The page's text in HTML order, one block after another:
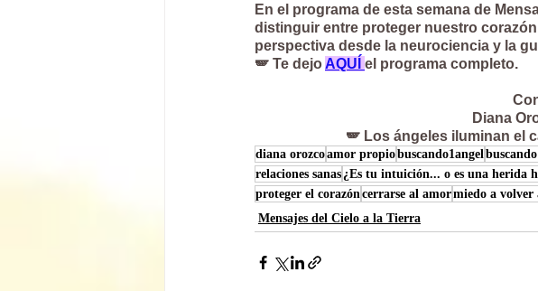
En el programa de esta semana de
distinguir entre proteger nuestro
perspectiva desde la neurociencia y la
🪽 Te dejo AQUÍ el programa completo.
Diana
🪽 Los ángeles iluminan el
diana orozcoamor propiobuscando1angel
relaciones sanas ¿Es tu intuición... o es una herida
proteger el corazóncerrarse al amormiedo a volver
Mensajes del Cielo a la Tierra